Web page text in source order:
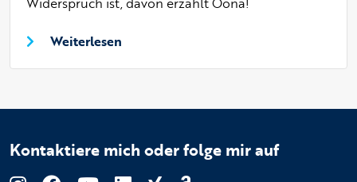
Weiterlesen
Kontaktiere mich oder folge mir auf